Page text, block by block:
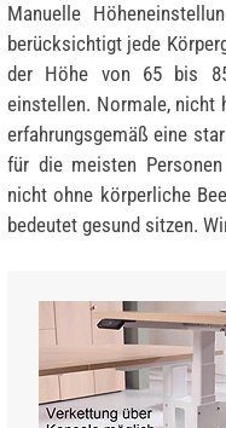
Manuelle
berücksichtigt jede
der Höhe von 65 bis
einstellen. Normale, nicht
erfahrungsgemäß eine
für die meisten
nicht ohne körperliche
bedeutet gesund sitzen.